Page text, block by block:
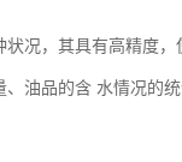
况，其具有高精度
油品的含 水情况的